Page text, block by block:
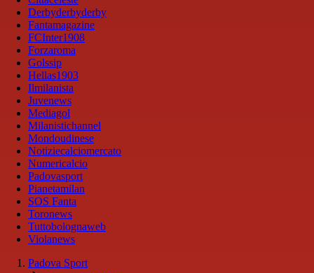
Derbyderbyderby
Fantamagazine
FCInter1908
Forzaroma
Golssip
Hellas1903
Ilmilanista
Juvenews
Mediagol
Milanistichannel
Mondoudinese
Notiziecalciomercato
Numericalcio
Padovasport
Pianetamilan
SOS Fanta
Toronews
Tuttobolognaweb
Violanews
Padova Sport